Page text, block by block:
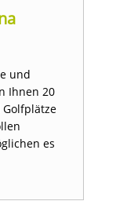
und
Ihnen 20
es